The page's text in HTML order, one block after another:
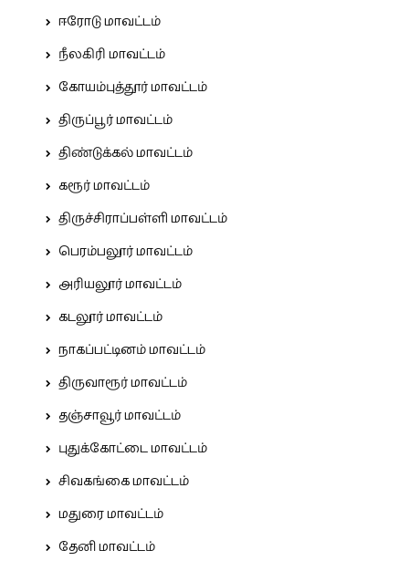
ஈரோடு மாவட்டம்
நீலகிரி மாவட்டம்
கோயம்புத்தூர் மாவட்டம்
திருப்பூர் மாவட்டம்
திண்டுக்கல் மாவட்டம்
கரூர் மாவட்டம்
திருச்சிராப்பள்ளி மாவட்டம்
பெரம்பலூர் மாவட்டம்
அரியலூர் மாவட்டம்
கடலூர் மாவட்டம்
நாகப்பட்டினம் மாவட்டம்
திருவாரூர் மாவட்டம்
தஞ்சாவூர் மாவட்டம்
புதுக்கோட்டை மாவட்டம்
சிவகங்கை மாவட்டம்
மதுரை மாவட்டம்
தேனி மாவட்டம்